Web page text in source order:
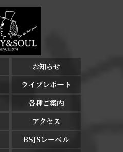
お知らせ
ライブレポート
各種ご案内
アクセス
BSJSレーベル